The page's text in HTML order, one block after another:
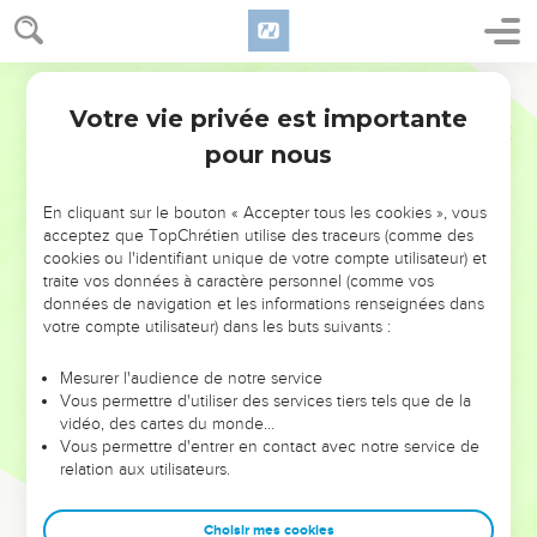
NE MANQUEZ PAS L’ÉVÉNEMENT
DE L’ANNÉE !
ET SI LEURS ERREURS POUVAIENT VOUS ÉVITER LES
VOTRES ?
leur foi ou leur vision. Mais on voit moins les doutes, les erreurs
et les saisons difficiles qu'ils ont traversés, alors même que ce
sont elles qui les ont façonnés.
Dans cette conférence, leaders, entrepreneurs, et responsables
clés pour avancer avec plus de sagesse afin que leurs erreurs
Votre vie privée est importante
pour nous
En cliquant sur le bouton « Accepter tous les cookies », vous
acceptez que TopChrétien utilise des traceurs (comme des
cookies ou l'identifiant unique de votre compte utilisateur) et
traite vos données à caractère personnel (comme vos
données de navigation et les informations renseignées dans
votre compte utilisateur) dans les buts suivants :
Mesurer l'audience de notre service
Vous permettre d'utiliser des services tiers tels que de la
vidéo, des cartes du monde…
Vous permettre d'entrer en contact avec notre service de
relation aux utilisateurs.
Choisir mes cookies